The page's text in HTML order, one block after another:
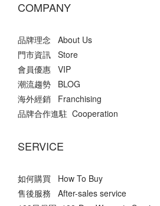
COMPANY
品牌理念 About Us
門市資訊 Store
會員優惠 VIP
潮流趨勢 BLOG
海外經銷 Franchising
品牌合作進駐 Cooperation
SERVICE
如何購買 How To Buy
售後服務 After-sales service